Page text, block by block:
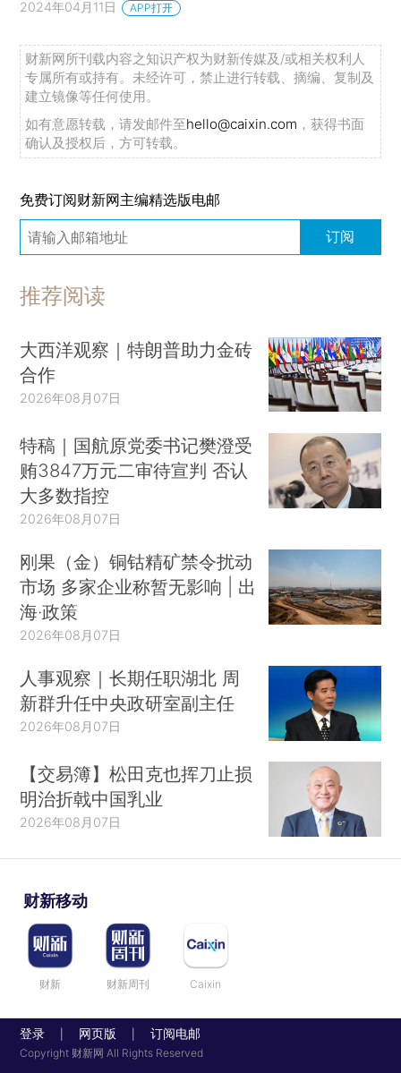
2024年04月11日 APP打开
财新网所刊载内容之知识产权为财新传媒及/或相关权利人
专属所有或持有。未经许可，禁止进行转载、摘编、复制及
建立镜像等任何使用。
如有意愿转载，请发邮件至hello@caixin.com ，获得书面
确认及授权后，方可转载。
免费订阅财新网主编精选版电邮
订阅
推荐阅读
大西洋观察｜特朗普助力金砖
合作
2026年08月07日
特稿｜国航原党委书记樊澄受
贿3847万元二审待宣判 否认
大多数指控
2026年08月07日
刚果（金）铜钴精矿禁令扰动
市场 多家企业称暂无影响 | 出
海·政策
2026年08月07日
人事观察｜长期任职湖北 周
新群升任中央政研室副主任
2026年08月07日
【交易簿】松田克也挥刀止损
明治折戟中国乳业
2026年08月07日
财新移动
财新 财新周刊 Caixin
登录 网页版 订阅电邮
Copyright 财新网 All Rights Reserved